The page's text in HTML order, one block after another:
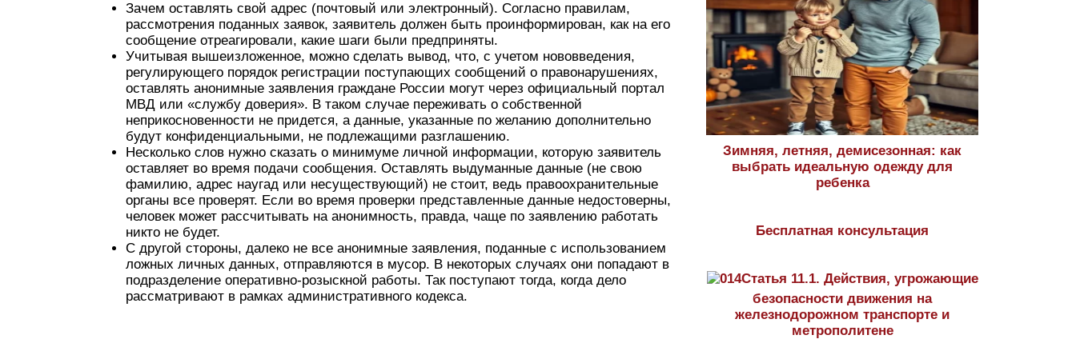
Зачем оставлять свой адрес (почтовый или электронный). Согласно правилам,
рассмотрения поданных заявок, заявитель должен быть проинформирован, как на его
сообщение отреагировали, какие шаги были предприняты.
Учитывая вышеизложенное, можно сделать вывод, что, с учетом нововведения,
регулирующего порядок регистрации поступающих сообщений о правонарушениях,
оставлять анонимные заявления граждане России могут через официальный портал
МВД или «службу доверия». В таком случае переживать о собственной
неприкосновенности не придется, а данные, указанные по желанию дополнительно
будут конфиденциальными, не подлежащими разглашению.
Несколько слов нужно сказать о минимуме личной информации, которую заявитель
оставляет во время подачи сообщения. Оставлять выдуманные данные (не свою
фамилию, адрес наугад или несуществующий) не стоит, ведь правоохранительные
органы все проверят. Если во время проверки представленные данные недостоверны,
человек может рассчитывать на анонимность, правда, чаще по заявлению работать
никто не будет.
С другой стороны, далеко не все анонимные заявления, поданные с использованием
ложных личных данных, отправляются в мусор. В некоторых случаях они попадают в
подразделение оперативно-розыскной работы. Так поступают тогда, когда дело
рассматривают в рамках административного кодекса.
Зимняя, летняя, демисезонная: как
выбрать идеальную одежду для
ребенка
Бесплатная консультация
Статья 11.1. Действия, угрожающие
безопасности движения на
железнодорожном транспорте и
метрополитене